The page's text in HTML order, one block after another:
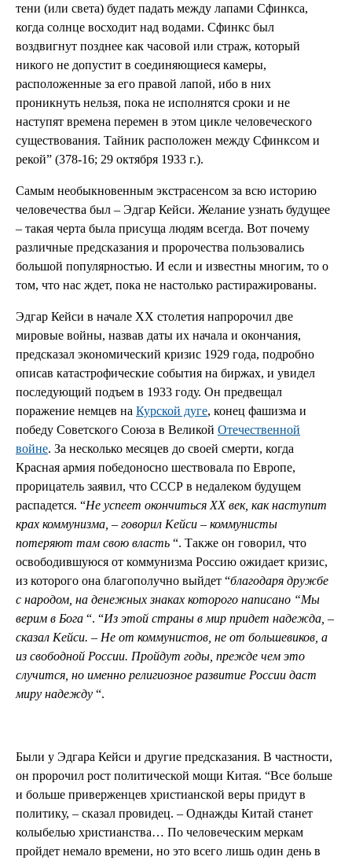
тени (или света) будет падать между лапами Сфинкса,
когда солнце восходит над водами. Сфинкс был
воздвигнут позднее как часовой или страж, который
никого не допустит в соединяющиеся камеры,
расположенные за его правой лапой, ибо в них
проникнуть нельзя, пока не исполнятся сроки и не
наступят времена перемен в этом цикле человеческого
существования. Тайник расположен между Сфинксом и
рекой” (378-16; 29 октября 1933 г.).
Самым необыкновенным экстрасенсом за всю историю
человечества был – Эдгар Кейси. Желание узнать будущее
– такая черта была присуща людям всегда. Вот почему
различные предсказания и пророчества пользовались
большой популярностью. И если и известны многим, то о
том, что нас ждет, пока не настолько растиражированы.
Эдгар Кейси в начале XX столетия напророчил две
мировые войны, назвав даты их начала и окончания,
предсказал экономический кризис 1929 года, подробно
описав катастрофические события на биржах, и увидел
последующий подъем в 1933 году. Он предвещал
поражение немцев на Курской дуге, конец фашизма и
победу Советского Союза в Великой Отечественной
войне. За несколько месяцев до своей смерти, когда
Красная армия победоносно шествовала по Европе,
прорицатель заявил, что СССР в недалеком будущем
распадется. “Не успеет окончиться XX век, как наступит
крах коммунизма, – говорил Кейси – коммунисты
потеряют там свою власть “. Также он говорил, что
освободившуюся от коммунизма Россию ожидает кризис,
из которого она благополучно выйдет “благодаря дружбе
с народом, на денежных знаках которого написано “Мы
верим в Бога “. “Из этой страны в мир придет надежда, –
сказал Кейси. – Не от коммунистов, не от большевиков, а
из свободной России. Пройдут годы, прежде чем это
случится, но именно религиозное развитие России даст
миру надежду “.
Были у Эдгара Кейси и другие предсказания. В частности,
он пророчил рост политической мощи Китая. “Все больше
и больше приверженцев христианской веры придут в
политику, – сказал провидец. – Однажды Китай станет
колыбелью христианства… По человеческим меркам
пройдет немало времени, но это всего лишь один день в